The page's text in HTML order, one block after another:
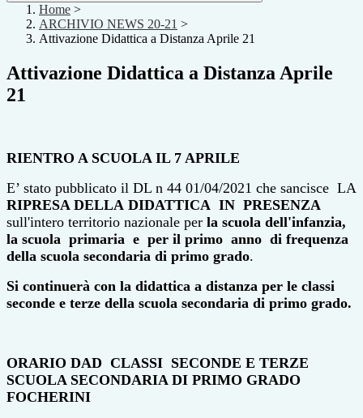
Home >
ARCHIVIO NEWS 20-21 >
Attivazione Didattica a Distanza Aprile 21
Attivazione Didattica a Distanza Aprile
21
RIENTRO A SCUOLA IL 7 APRILE
E’ stato pubblicato il DL n 44 01/04/2021 che sancisce LA
RIPRESA DELLA DIDATTICA IN PRESENZA
sull'intero territorio nazionale per la scuola dell'infanzia,
la scuola primaria e per il primo anno di frequenza
della scuola secondaria di primo grado.
Si continuerà con la didattica a distanza per le classi
seconde e terze della scuola secondaria di primo grado.
ORARIO DAD CLASSI SECONDE E TERZE
SCUOLA SECONDARIA DI PRIMO GRADO
FOCHERINI